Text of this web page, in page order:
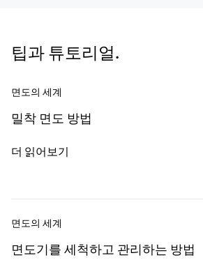
팁과 튜토리얼.
면도의 세계
밀착 면도 방법
더 읽어보기
면도의 세계
면도기를 세척하고 관리하는 방법